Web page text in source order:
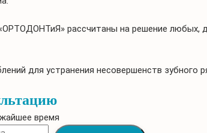
рассчитаны на решение любых,
для устранения несовершенств зубного
время